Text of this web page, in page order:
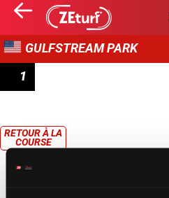
GULFSTREAM PARK
1
RETOUR À LA
COURSE